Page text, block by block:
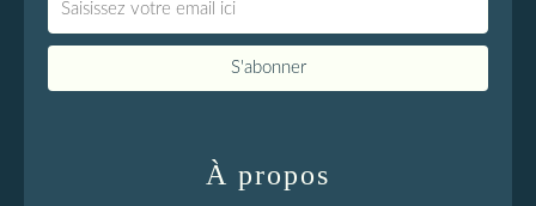
À propos